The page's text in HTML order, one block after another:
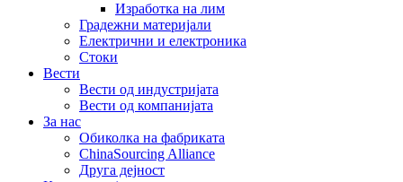
Изработка на лим
Градежни материјали
Електрични и електроника
Стоки
Вести
Вести од индустријата
Вести од компанијата
За нас
Обиколка на фабриката
ChinaSourcing Alliance
Друга дејност